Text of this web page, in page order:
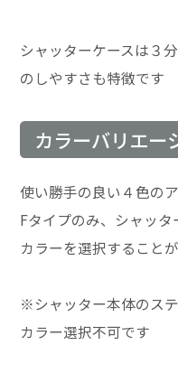
シャッターケースは３
のしやすさも特徴です
カラーバリエー
使い勝手の良い４色の
Fタイプのみ、シャッ
カラーを選択すること
※シャッター本体のス
カラー選択不可です